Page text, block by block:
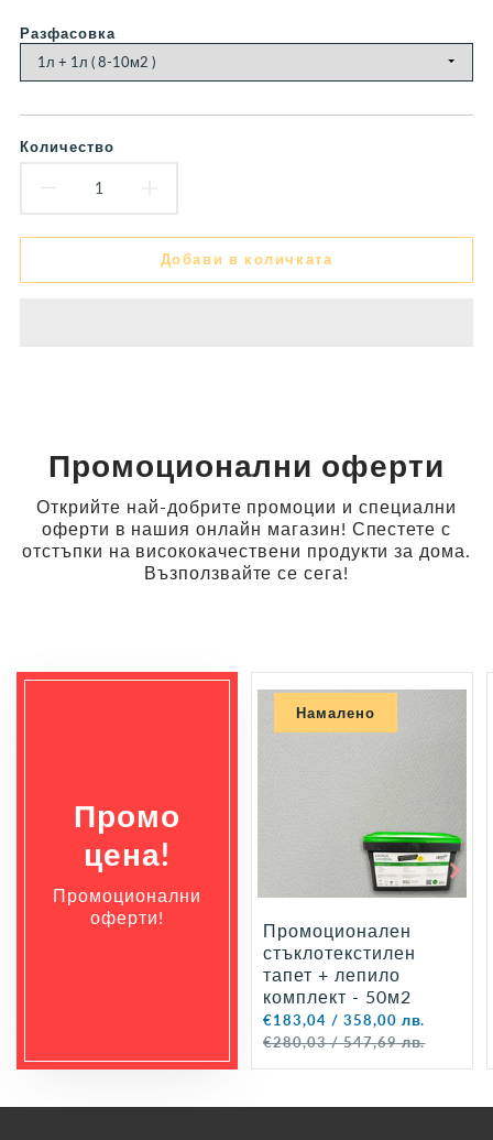
Разфасовка
Количество
Намали
количеството
за
стени
комплект
-
Sabulador
количеството
за
стени
комплект
-
Sabulador
Добави в количката
Промоционални оферти
Открийте най-добрите промоции и специални
оферти в нашия онлайн магазин! Спестете с
отстъпки на висококачествени продукти за дома.
Възползвайте се сега!
Промо
цена!
Промоционални
оферти!
Намалено
Промоционален
стъклотекстилен
тапет + лепило
комплект - 50м2
€183,04 / 358,00 лв.
€280,03 / 547,69 лв.